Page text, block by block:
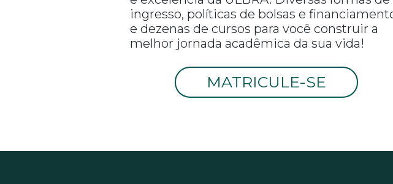
ingresso, políticas de bolsas e
e dezenas de cursos para você construir a
melhor jornada acadêmica da sua vida!
MATRICULE-SE